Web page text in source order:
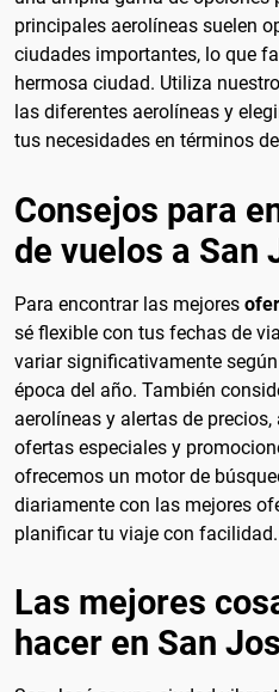
principales aerolíneas suelen
ciudades importantes, lo que
hermosa ciudad. Utiliza
las diferentes aerolíneas y
tus necesidades en términos
Consejos para
de vuelos a San
Para encontrar las mejores
sé flexible con tus fechas de
variar significativamente
época del año. También
aerolíneas y alertas de
ofertas especiales y
ofrecemos un motor de
diariamente con las mejores
planificar tu viaje con facilidad.
Las mejores
hacer en San